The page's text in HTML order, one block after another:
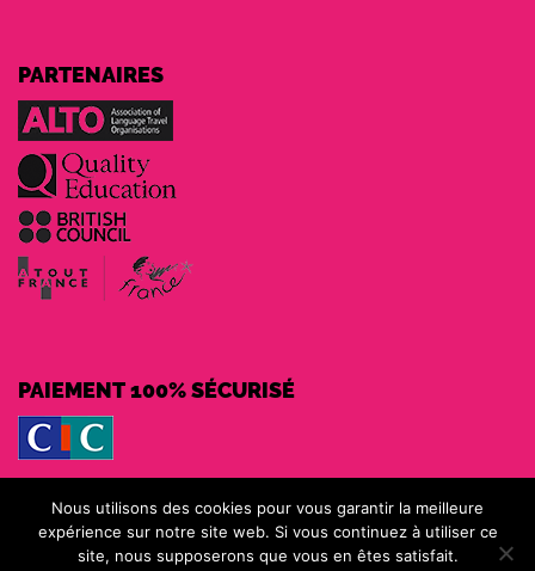
PARTENAIRES
PAIEMENT 100% SÉCURISÉ
MOYENS DE PAIEMENT
Nous utilisons des cookies pour vous garantir la meilleure
expérience sur notre site web. Si vous continuez à utiliser ce
site, nous supposerons que vous en êtes satisfait.